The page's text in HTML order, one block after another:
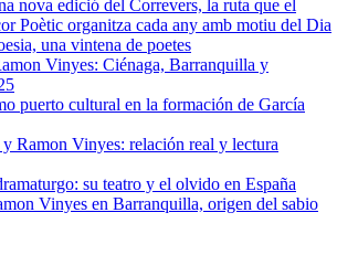
nova edició del Correvers, la ruta que el
Poètic organitza cada any amb motiu del Dia
una vintena de poetes
Vinyes: Ciénaga, Barranquilla y
puerto cultural en la formación de García
Ramon Vinyes: relación real y lectura
su teatro y el olvido en España
Vinyes en Barranquilla, origen del sabio